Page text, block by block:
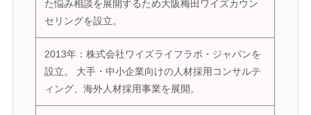
た悩み相談を展開するため大阪梅田ワイズカウン
セリングを設立。
2013年：株式会社ワイズライフラボ・ジャパンを
設立。 大手・中小企業向けの人材採用コンサルテ
ィング、海外人材採用事業を展開。